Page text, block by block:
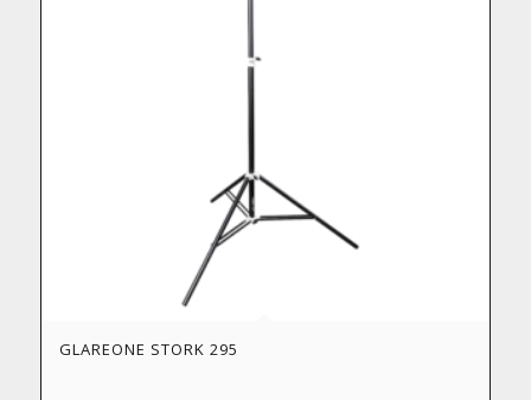
GLAREONE STORK 295